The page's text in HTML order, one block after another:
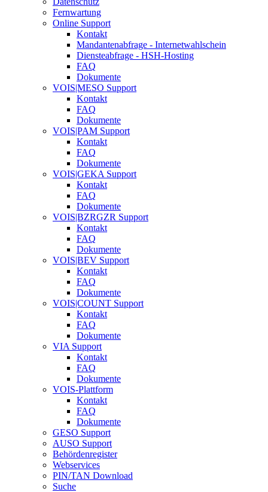
Fernwartung
Online Support
Kontakt
Mandantenabfrage - Internetwahlschein
Diensteabfrage - HSH-Hosting
FAQ
Dokumente
VOIS|MESO Support
Kontakt
FAQ
Dokumente
VOIS|PAM Support
Kontakt
FAQ
Dokumente
VOIS|GEKA Support
Kontakt
FAQ
Dokumente
VOIS|BZRGZR Support
Kontakt
FAQ
Dokumente
VOIS|BEV Support
Kontakt
FAQ
Dokumente
VOIS|COUNT Support
Kontakt
FAQ
Dokumente
VIA Support
Kontakt
FAQ
Dokumente
VOIS-Plattform
Kontakt
FAQ
Dokumente
GESO Support
AUSO Support
Behördenregister
Webservices
PIN/TAN Download
Suche